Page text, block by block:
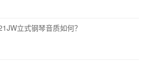
立式钢琴音质如何？